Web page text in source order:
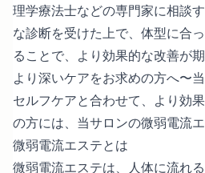
理学療法士などの専門家に相談
な診断を受けた上で、体型に合
ることで、より効果的な改善が期
より深いケアをお求めの方へ〜
セルフケアと合わせて、より効
の方には、当サロンの微弱電流
微弱電流エステとは
微弱電流エステは、人体に流れ